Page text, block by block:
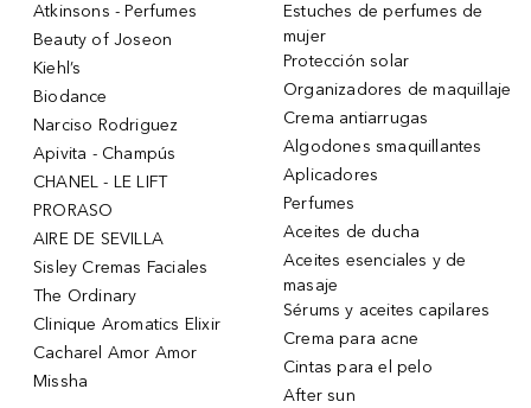
Atkinsons - Perfumes
Beauty of Joseon
Kiehl’s
Biodance
Narciso Rodriguez
Apivita - Champús
CHANEL - LE LIFT
PRORASO
AIRE DE SEVILLA
Sisley Cremas Faciales
The Ordinary
Clinique Aromatics Elixir
Cacharel Amor Amor
Missha
Estuches de perfumes de
mujer
Protección solar
Organizadores de maquillaje
Crema antiarrugas
Algodones smaquillantes
Aplicadores
Perfumes
Aceites de ducha
Aceites esenciales y de
masaje
Sérums y aceites capilares
Crema para acne
Cintas para el pelo
After sun